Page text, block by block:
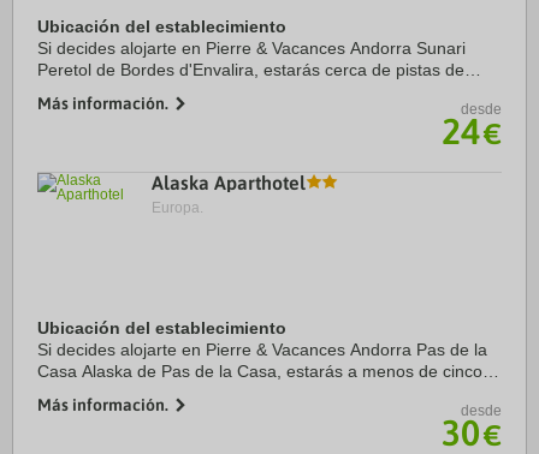
Ubicación del establecimiento
Si decides alojarte en Pierre & Vacances Andorra Sunari
Peretol de Bordes d'Envalira, estarás cerca de pistas de
Grandvalira y Bosc. Además, este ...
Más información. desde
24€
Alaska Aparthotel
Europa.
Ubicación del establecimiento
Si decides alojarte en Pierre & Vacances Andorra Pas de la
Casa Alaska de Pas de la Casa, estarás a menos de cinco
Estación de esquí de Pas de la Casa. ...
Más información. desde
30€